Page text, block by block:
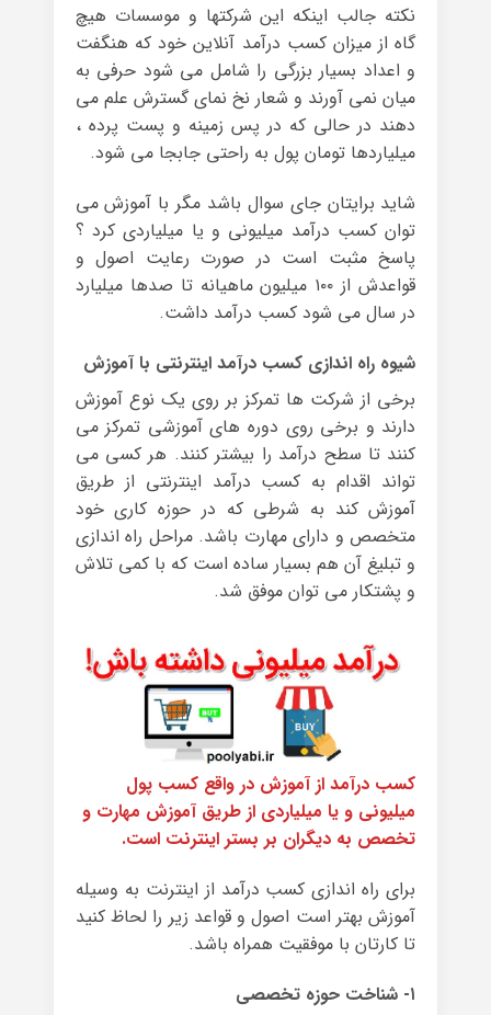
نکته جالب اینکه این شرکتها و موسسات هیچ
گاه از میزان کسب درآمد آنلاین خود که هنگفت
و اعداد بسیار بزرگی را شامل می شود حرفی به
میان نمی آورند و شعار نخ نمای گسترش علم می
دهند در حالی که در پس زمینه و پست پرده ،
میلیاردها تومان پول به راحتی جابجا می شود.
شاید برایتان جای سوال باشد مگر با آموزش می
توان کسب درآمد میلیونی و یا میلیاردی کرد ؟
پاسخ مثبت است در صورت رعایت اصول و
قواعدش از ۱۰۰ میلیون ماهیانه تا صدها میلیارد
در سال می شود کسب درآمد داشت.
شیوه راه اندازی کسب درآمد اینترنتی با آموزش
برخی از شرکت ها تمرکز بر روی یک نوع آموزش
دارند و برخی روی دوره های آموزشی تمرکز می
کنند تا سطح درآمد را بیشتر کنند. هر کسی می
تواند اقدام به کسب درآمد اینترنتی از طریق
آموزش کند به شرطی که در حوزه کاری خود
متخصص و دارای مهارت باشد. مراحل راه اندازی
و تبلیغ آن هم بسیار ساده است که با کمی تلاش
و پشتکار می توان موفق شد.
کسب درآمد از آموزش در واقع کسب پول
میلیونی و یا میلیاردی از طریق آموزش مهارت و
تخصص به دیگران بر بستر اینترنت است.
برای راه اندازی کسب درآمد از اینترنت به وسیله
آموزش بهتر است اصول و قواعد زیر را لحاظ کنید
تا کارتان با موفقیت همراه باشد.
۱- شناخت حوزه تخصصی